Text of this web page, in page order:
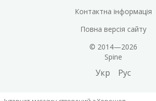
Контактна інформація
Повна версія сайту
© 2014—2026
Spine
Укр Рус